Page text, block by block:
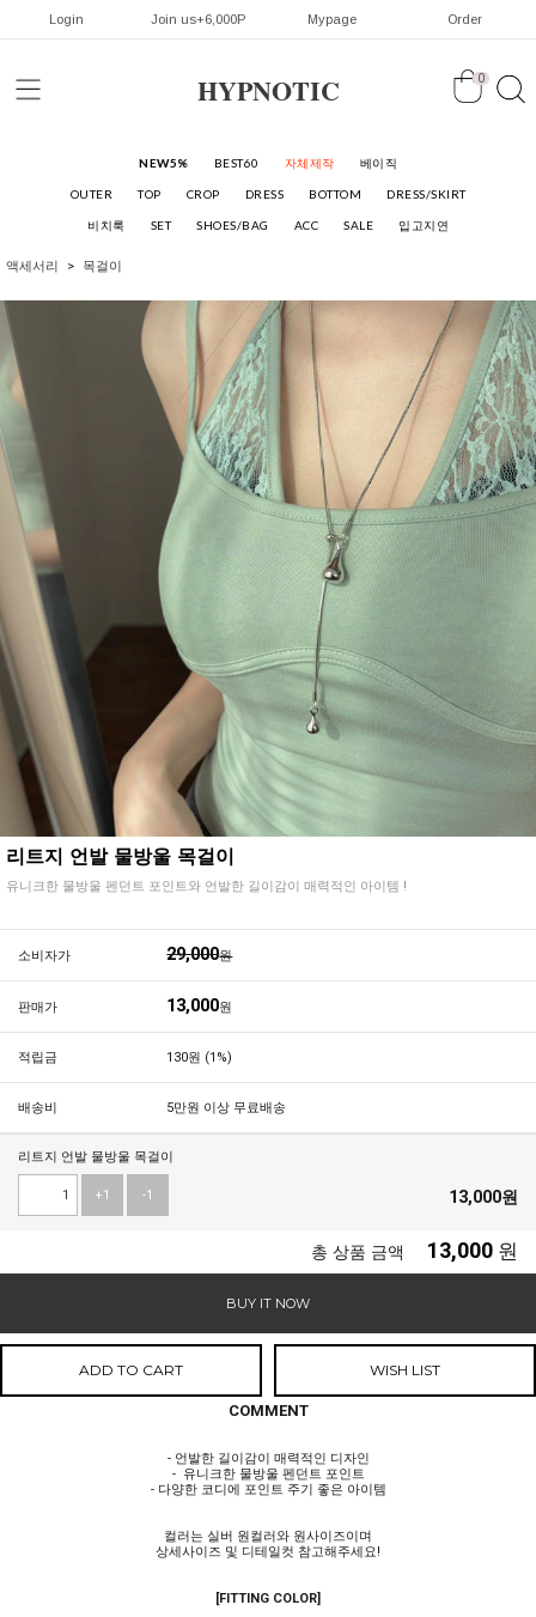
Login Join us+6,000P Mypage Order
HYPNOTIC 0
NEW5% BEST60 자체제작 베이직
OUTER TOP CROP DRESS BOTTOM DRESS/SKIRT
비치룩 SET SHOES/BAG ACC SALE 입고지연
액세서리 목걸이
리트지 언발 물방울 목걸이
유니크한 물방울 펜던트 포인트와 언발한 길이감이 매력적인 아이템 !
소비자가 29,000원
판매가 13,000원
적립금 130원 (1%)
배송비 5만원 이상 무료배송
리트지 언발 물방울 목걸이
+1 -1 13,000원
총 상품 금액 13,000 원
BUY IT NOW
ADD TO CART WISH LIST
COMMENT
- 언발한 길이감이 매력적인 디자인
- 유니크한 물방울 펜던트 포인트
- 다양한 코디에 포인트 주기 좋은 아이템
컬러는 실버 원컬러와 원사이즈이며
상세사이즈 및 디테일컷 참고해주세요!
[FITTING COLOR]